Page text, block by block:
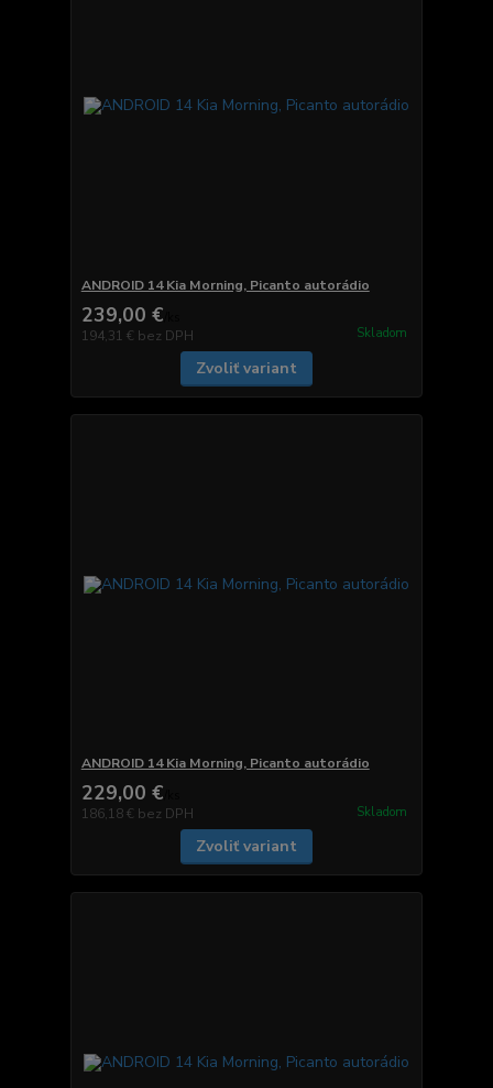
ANDROID 14 Kia Morning, Picanto autorádio
239,00 €
194,31 € bez DPH Skladom
Zvoliť variant
ANDROID 14 Kia Morning, Picanto autorádio
229,00 €
186,18 € bez DPH Skladom
Zvoliť variant